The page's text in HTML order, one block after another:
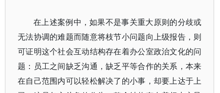
在上述案例中，如果不是事关重大原则的分歧或
无法协调的难题而随意将枝节小问题向上级报告，则
可证明这个社会互动结构存在着办公室政治文化的问
题：员工之间缺乏沟通，缺乏平等合作的关系，本来
在自己范围内可以轻松解决了的小事，却要上达于上